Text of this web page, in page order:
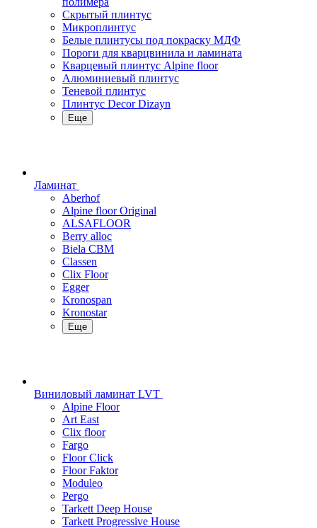
Скрытый плинтус
Микроплинтус
Белые плинтусы под покраску МДФ
Пороги для кварцвинила и ламината
Кварцевый плинтус Alpine floor
Алюминиевый плинтус
Теневой плинтус
Плинтус Decor Dizayn
Еще
Ламинат
Aberhof
Alpine floor Original
ALSAFLOOR
Berry alloc
Biela CBM
Classen
Clix Floor
Egger
Kronospan
Kronostar
Еще
Виниловый ламинат LVT
Alpine Floor
Art East
Clix floor
Fargo
Floor Click
Floor Faktor
Moduleo
Pergo
Tarkett Deep House
Tarkett Progressive House